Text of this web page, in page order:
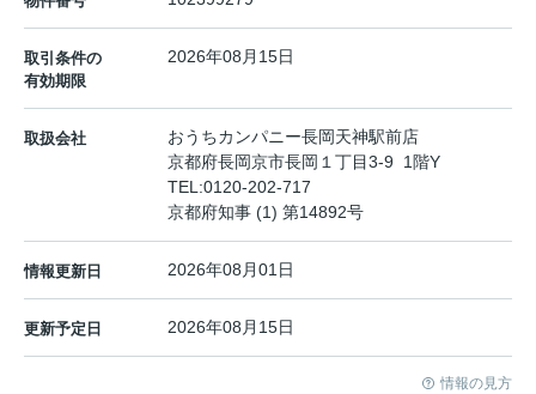
取引条件の
有効期限
2026年08月15日
取扱会社
おうちカンパニー長岡天神駅前店
京都府長岡京市長岡１丁目3-9 1階Y
TEL:0120-202-717
京都府知事 (1) 第14892号
情報更新日 2026年08月01日
更新予定日 2026年08月15日
情報の見方